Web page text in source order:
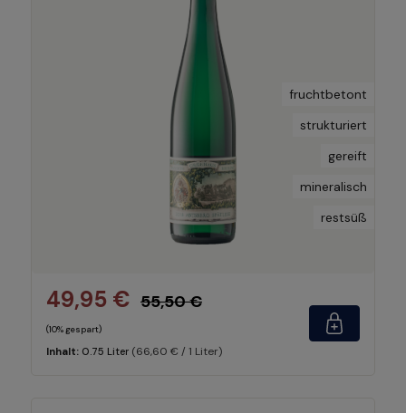
fruchtbetont
strukturiert
gereift
mineralisch
restsüß
49,95 € 55,50 €
(10% gespart)
Inhalt: 0.75 Liter (66,60 € / 1 Liter)